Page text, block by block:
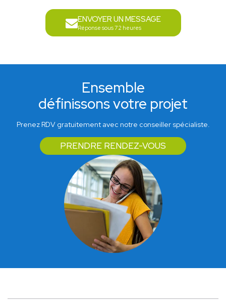
ENVOYER UN MESSAGE
Réponse sous 72 heures
Ensemble
définissons votre projet
Prenez RDV gratuitement avec notre conseiller spécialiste.
PRENDRE RENDEZ-VOUS